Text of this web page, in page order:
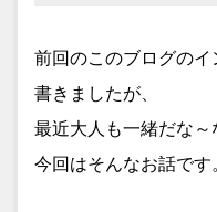
前回のこのブログの
書きましたが、
最近大人も一緒だな～
今回はそんなお話です